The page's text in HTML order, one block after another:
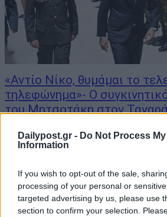
Dailypost.gr - Do Not Process
Information
If you wish to opt-out of the sale,
processing of your personal or
targeted advertising by us, please use
section to confirm your selection.
«Αντίο Νίκο, θυμάμαι το
τηλεφώνημα»- Ο
του Μητσοτάκη στον
Με λόγια βαθιάς συγκίνησης και
Μητσοτάκης, κατά την εξόδιο ακολουθία
Μητροπολιτικό Ναό του Αποστόλου
πρωθυπουργός έκανε λόγο για έναν
προσωπικό...